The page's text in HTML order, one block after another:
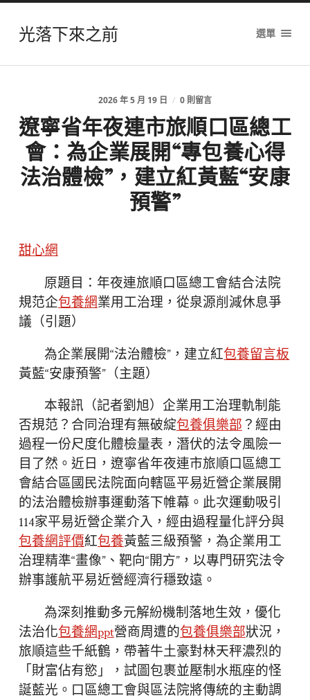
光落下來之前 選單
2026 年 5 月 19 日 / 0 則留言
遼寧省年夜連市旅順口區總工
會：為企業展開“專包養心得
法治體檢”，建立紅黃藍“安康
預警”
甜心網
原題目：年夜連旅順口區總工會結合法院
規范企包養網業用工治理，從泉源削減休息爭
議（引題）
為企業展開“法治體檢”，建立紅包養留言板
黃藍“安康預警”（主題）
本報訊（記者劉旭）企業用工治理軌制能
否規范？合同治理有無破綻包養俱樂部？經由
過程一份尺度化體檢量表，潛伏的法令風險一
目了然。近日，遼寧省年夜連市旅順口區總工
會結合區國民法院面向轄區平易近營企業展開
的法治體檢辦事運動落下帷幕。此次運動吸引
114家平易近營企業介入，經由過程量化評分與
包養網評價紅包養黃藍三級預警，為企業用工
治理精準“畫像”、靶向“開方”，以專門研究法令
辦事護航平易近營經濟行穩致遠。
為深刻推動多元解紛機制落地生效，優化
法治化包養網ppt營商周遭的包養俱樂部狀況，
旅順這些千紙鶴，帶著牛土豪對林天秤濃烈的
「財富佔有慾」，試圖包裹並壓制水瓶座的怪
誕藍光。口區總工會與區法院將傳統的主動調